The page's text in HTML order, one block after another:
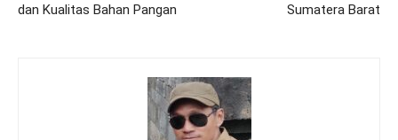
dan Kualitas Bahan Pangan
Sumatera Barat